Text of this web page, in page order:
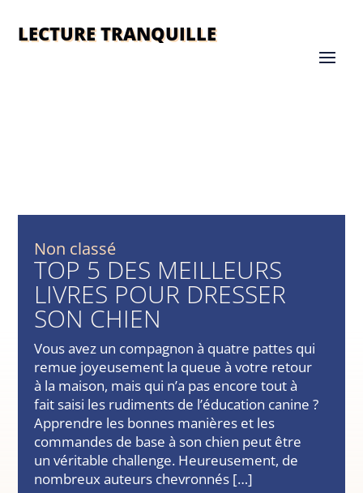
LECTURE TRANQUILLE
Non classé
TOP 5 DES MEILLEURS
LIVRES POUR DRESSER
SON CHIEN
Vous avez un compagnon à quatre pattes qui
remue joyeusement la queue à votre retour
à la maison, mais qui n’a pas encore tout à
fait saisi les rudiments de l’éducation canine ?
Apprendre les bonnes manières et les
commandes de base à son chien peut être
un véritable challenge. Heureusement, de
nombreux auteurs chevronnés […]